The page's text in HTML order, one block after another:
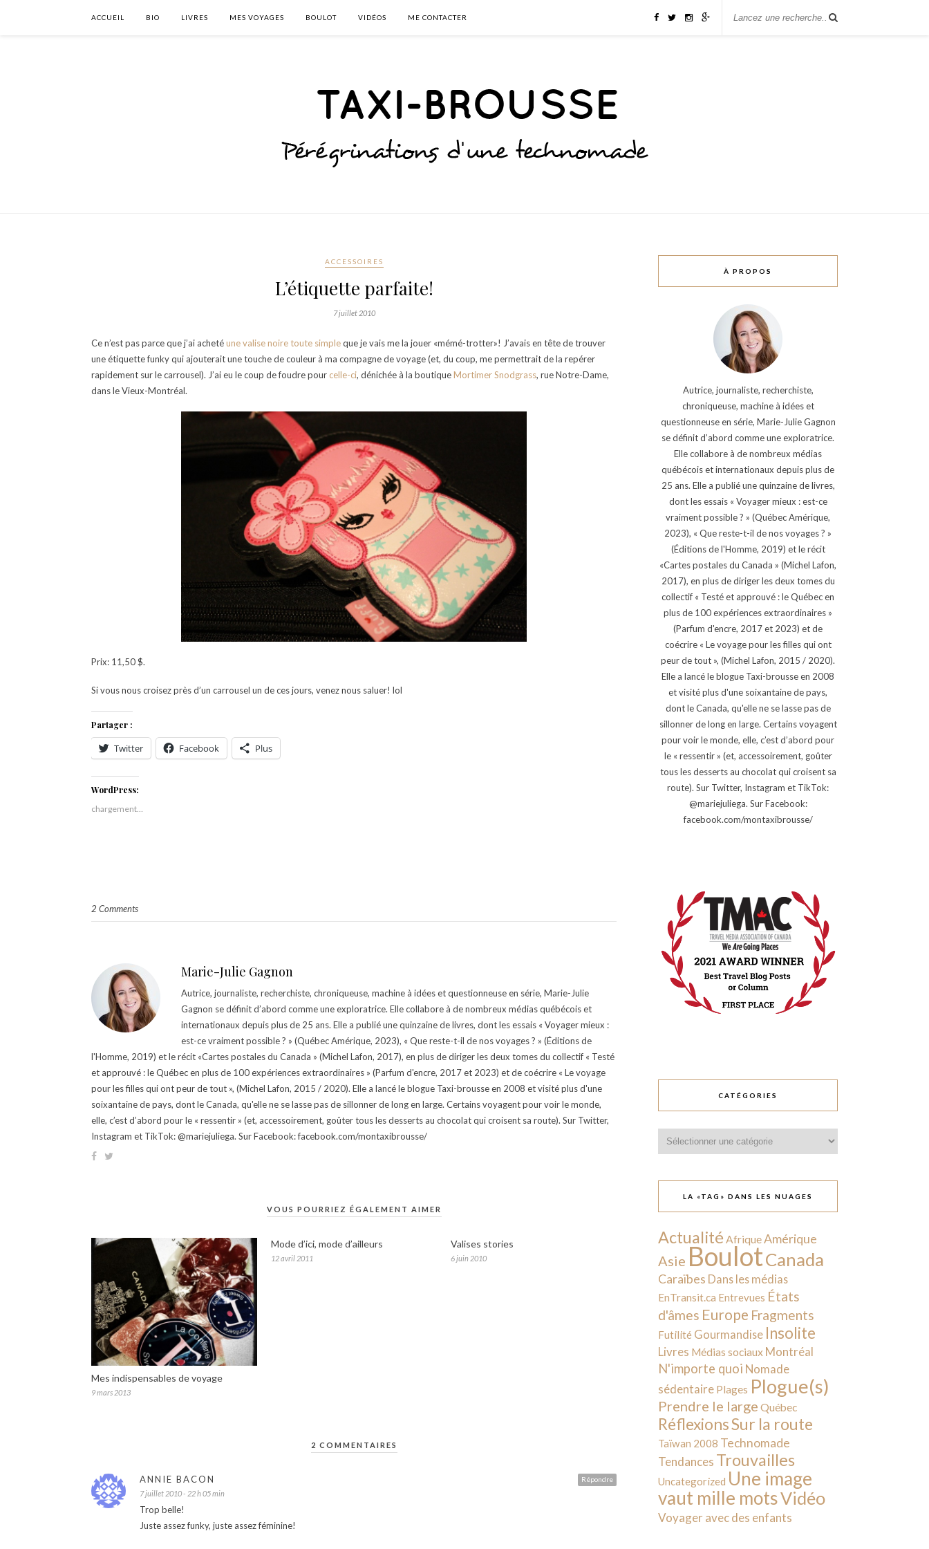
ACCUEIL BIO LIVRES MES VOYAGES BOULOT VIDÉOS ME CONTACTER
ACCESSOIRES
L’étiquette parfaite!
7 juillet 2010
Ce n’est pas parce que j’ai achetéune valise noire toute simpleque je vais me la jouer «mémé-trotter»! J’avais en tête de trouver
une étiquette funky qui ajouterait une touche de couleur à ma compagne de voyage (et, du coup, me permettrait de la repérer
rapidement sur le carrousel). J’ai eu le coup de foudre pour celle-ci, dénichée à la boutiqueMortimer Snodgrass, rue Notre-Dame,
dans le Vieux-Montréal.
Prix: 11,50 $.
Si vous nous croisez près d’un carrousel un de ces jours, venez nous saluer! lol
Partager :
Twitter Facebook Plus
WordPress:
chargement…
2 Comments
Marie-Julie Gagnon
Autrice, journaliste, recherchiste, chroniqueuse, machine à idées et questionneuse en série, Marie-Julie
Gagnon se définit d’abord comme une exploratrice. Elle collabore à de nombreux médias québécois et
internationaux depuis plus de 25 ans. Elle a publié une quinzaine de livres, dont les essais « Voyager mieux :
est-ce vraiment possible ? » (Québec Amérique, 2023), « Que reste-t-il de nos voyages ? » (Éditions de
l'Homme, 2019) et le récit «Cartes postales du Canada » (Michel Lafon, 2017), en plus de diriger les deux tomes du collectif « Testé
et approuvé : le Québec en plus de 100 expériences extraordinaires » (Parfum d'encre, 2017 et 2023) et de coécrire « Le voyage
pour les filles qui ont peur de tout », (Michel Lafon, 2015 / 2020). Elle a lancé le blogue Taxi-brousse en 2008 et visité plus d'une
soixantaine de pays, dont le Canada, qu'elle ne se lasse pas de sillonner de long en large. Certains voyagent pour voir le monde,
elle, c’est d’abord pour le « ressentir » (et, accessoirement, goûter tous les desserts au chocolat qui croisent sa route). Sur Twitter,
Instagram et TikTok: @mariejuliega. Sur Facebook: facebook.com/montaxibrousse/
VOUS POURRIEZ ÉGALEMENT AIMER
Mes indispensables de voyage
9 mars 2013
Mode d’ici, mode d’ailleurs
12 avril 2011
Valises stories
6 juin 2010
2 COMMENTAIRES
Répondre
ANNIE BACON
7 juillet 2010 - 22 h 05 min
Trop belle!
Juste assez funky, juste assez féminine!
À PROPOS
Autrice, journaliste, recherchiste,
chroniqueuse, machine à idées et
questionneuse en série, Marie-Julie Gagnon
se définit d’abord comme une exploratrice.
Elle collabore à de nombreux médias
québécois et internationaux depuis plus de
25 ans. Elle a publié une quinzaine de livres,
dont les essais « Voyager mieux : est-ce
vraiment possible ? » (Québec Amérique,
2023), « Que reste-t-il de nos voyages ? »
(Éditions de l'Homme, 2019) et le récit
«Cartes postales du Canada » (Michel Lafon,
2017), en plus de diriger les deux tomes du
collectif « Testé et approuvé : le Québec en
plus de 100 expériences extraordinaires »
(Parfum d'encre, 2017 et 2023) et de
coécrire « Le voyage pour les filles qui ont
peur de tout », (Michel Lafon, 2015 / 2020).
Elle a lancé le blogue Taxi-brousse en 2008
et visité plus d'une soixantaine de pays,
dont le Canada, qu'elle ne se lasse pas de
sillonner de long en large. Certains voyagent
pour voir le monde, elle, c’est d’abord pour
le « ressentir » (et, accessoirement, goûter
tous les desserts au chocolat qui croisent sa
route). Sur Twitter, Instagram et TikTok:
@mariejuliega. Sur Facebook:
facebook.com/montaxibrousse/
CATÉGORIES
LA «TAG» DANS LES NUAGES
Actualité AfriqueAmérique
Asie BoulotCanada
Caraïbes Dans les médias
EnTransit.ca Entrevues États
d'âmes Europe Fragments
Futilité Gourmandise Insolite
Livres Médias sociaux Montréal
N'importe quoi Nomade
sédentaire Plages Plogue(s)
Prendre le large Québec
RéflexionsSur la route
Taïwan 2008 Technomade
Tendances Trouvailles
Uncategorized Une image
vaut mille motsVidéo
Voyager avec des enfants